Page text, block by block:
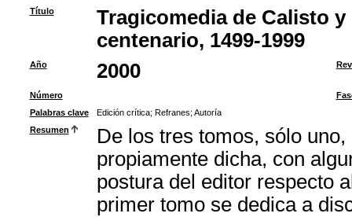
Título
Tragicomedia de Calisto y
centenario, 1499-1999
Año 2000
Número
Palabras clave
Edición crítica; Refranes; Autoría
Resumen
De los tres tomos, sólo
propiamente dicha, con
postura del editor respecto
primer tomo se dedica a